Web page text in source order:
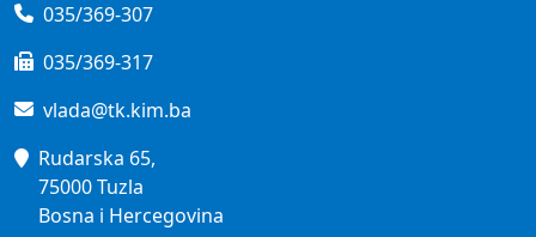
035/369-307
035/369-317
vlada@tk.kim.ba
Rudarska 65,
75000 Tuzla
Bosna i Hercegovina